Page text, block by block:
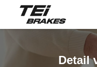
Detail